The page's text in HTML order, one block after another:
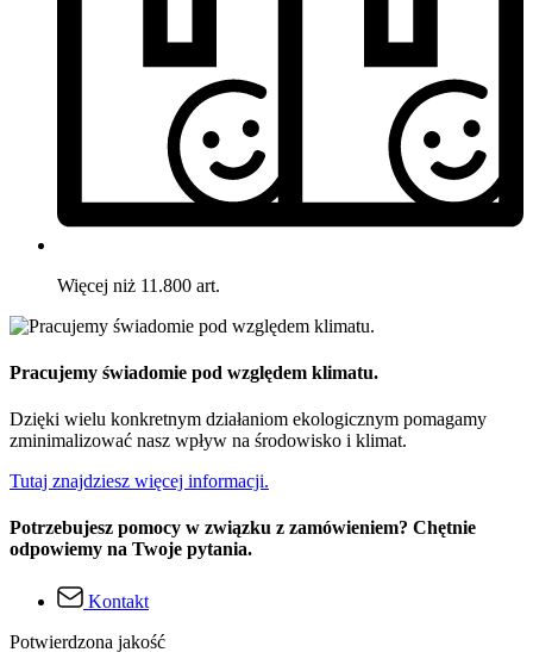
Więcej niż 11.800 art.
Pracujemy świadomie pod względem klimatu.
Dzięki wielu konkretnym działaniom ekologicznym pomagamy
zminimalizować nasz wpływ na środowisko i klimat.
Tutaj znajdziesz więcej informacji.
Potrzebujesz pomocy w związku z zamówieniem? Chętnie
odpowiemy na Twoje pytania.
Kontakt
Potwierdzona jakość